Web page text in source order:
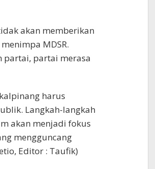
akan memberikan
MDSR.
partai, partai merasa
harus
Langkah-langkah
akan menjadi fokus
mengguncang
Editor : Taufik)